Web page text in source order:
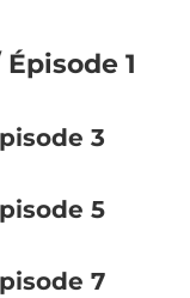
1
3
5
7